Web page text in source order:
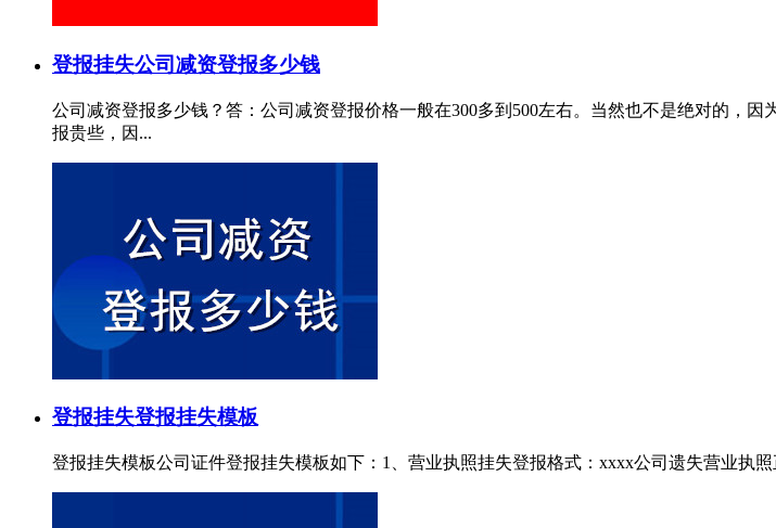
登报挂失公司减资登报多少钱
公司减资登报多少钱？答：公司减资登报价格一般在300多到500左右。当然也不是绝对的，
报贵些，因...
登报挂失登报挂失模板
登报挂失模板公司证件登报挂失模板如下：1、营业执照挂失登报格式：xxxx公司遗失营业执